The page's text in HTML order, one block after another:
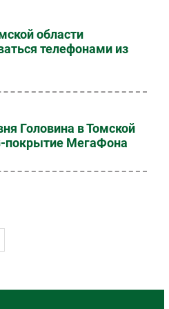
области
телефонами из
Головина в Томской
покрытие МегаФона